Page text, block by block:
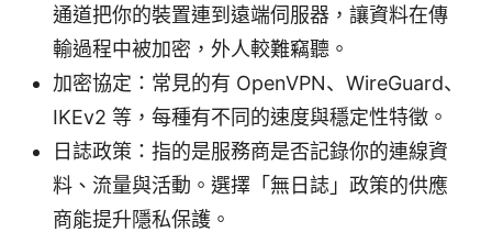
通道把你的裝置連到遠端伺服器，讓資料在傳
輸過程中被加密，外人較難竊聽。
加密協定：常見的有 OpenVPN、WireGuard、
IKEv2 等，每種有不同的速度與穩定性特徵。
日誌政策：指的是服務商是否記錄你的連線資
料、流量與活動。選擇「無日誌」政策的供應
商能提升隱私保護。